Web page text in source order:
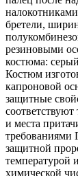
бретели,
резиновыми
костюма:
Костюм
капроновой
защитные
и места
требованиями
защитной
температурой
химической